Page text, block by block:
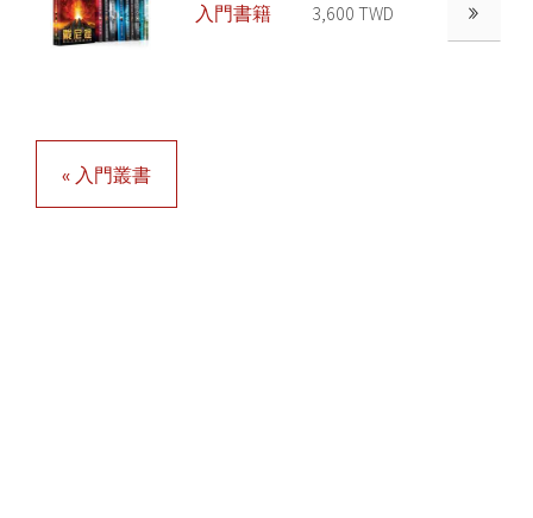
入門書籍 3,600 TWD
« 入門叢書